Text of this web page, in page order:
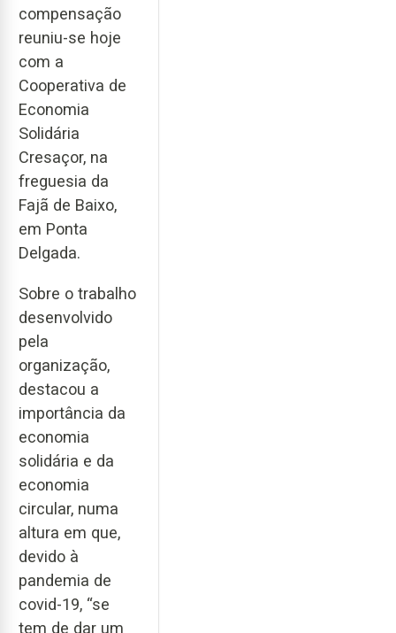
compensação
reuniu-se hoje
com a
Cooperativa de
Economia
Solidária
Cresaçor, na
freguesia da
Fajã de Baixo,
em Ponta
Delgada.
Sobre o trabalho
desenvolvido
pela
organização,
destacou a
importância da
economia
solidária e da
economia
circular, numa
altura em que,
devido à
pandemia de
covid-19, “se
tem de dar um